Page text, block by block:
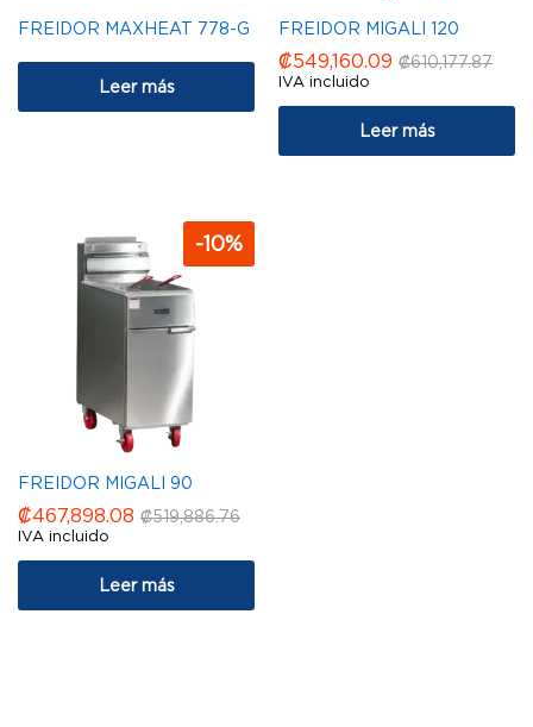
FREIDOR MAXHEAT 778-G
Leer más
FREIDOR MIGALI 120
₡549,160.09 ₡610,177.87
IVA incluido
Leer más
-10%
FREIDOR MIGALI 90
₡467,898.08 ₡519,886.76
IVA incluido
Leer más